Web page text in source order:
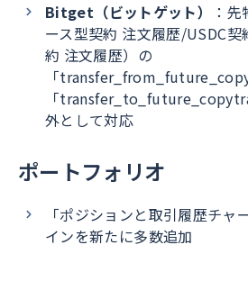
Bitget（ビットゲット）
：
ース型契約 注文履歴/USDC
約 注文履歴）の
「
「
外として対応
ポートフォリオ
「ポジションと取引履歴チャ
インを新たに多数追加